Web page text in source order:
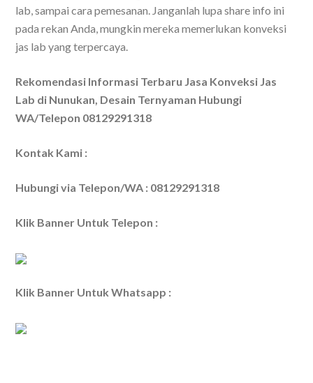
lab, sampai cara pemesanan. Janganlah lupa share info ini
pada rekan Anda, mungkin mereka memerlukan konveksi
jas lab yang terpercaya.
Rekomendasi Informasi Terbaru Jasa Konveksi Jas
Lab di Nunukan, Desain Ternyaman Hubungi
WA/Telepon 08129291318
Kontak Kami :
Hubungi via Telepon/WA : 08129291318
Klik Banner Untuk Telepon :
Klik Banner Untuk Whatsapp :